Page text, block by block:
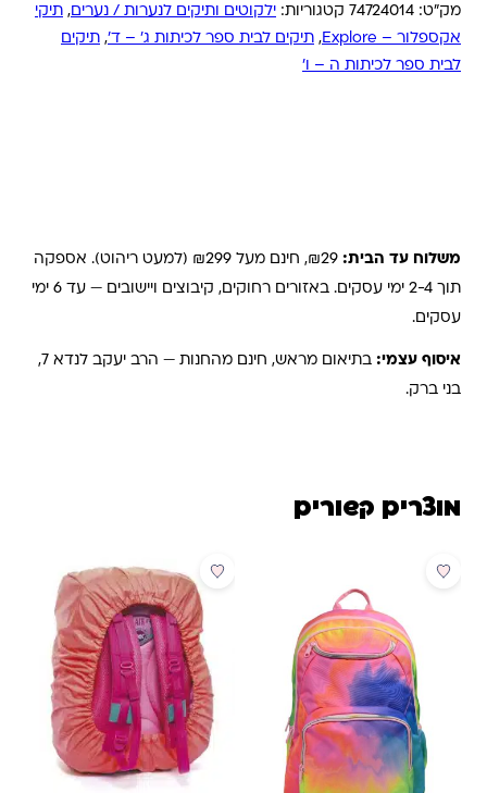
מק"ט: 74724014 קטגוריות: ילקוטים ותיקים לנערות / נערים, תיקי
אקספלור – Explore
, תיקים לבית ספר לכיתות ג' – ד', תיקים
לבית ספר לכיתות ה – ו'
משלוח עד הבית: ₪29, חינם מעל ₪299 (למעט ריהוט). אספקה
תוך 2-4 ימי עסקים. באזורים רחוקים, קיבוצים ויישובים — עד 6 ימי
עסקים.
איסוף עצמי: בתיאום מראש, חינם מהחנות — הרב יעקב לנדא 7,
בני ברק.
מוצרים קשורים
מבצע